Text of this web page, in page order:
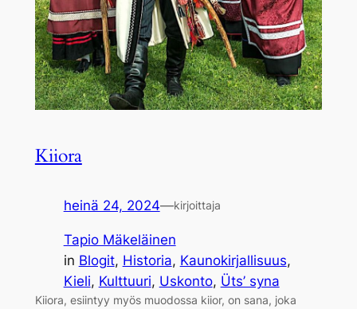
Kiiora
heinä 24, 2024—kirjoittaja
Tapio Mäkeläinen
in Blogit, Historia, Kaunokirjallisuus
Kieli, Kulttuuri, Uskonto, Üts’ syna
Kiiora, esiintyy myös muodossa kiior, on sana, joka